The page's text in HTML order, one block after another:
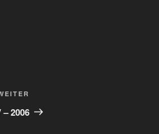
Beitrag
2006